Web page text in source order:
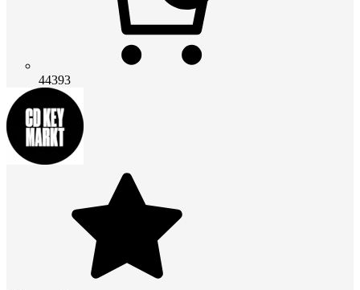
44393